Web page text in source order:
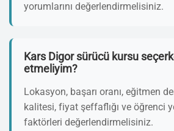
yorumlarını değerlendirmelisiniz.
Kars Digor sürücü kursu
etmeliyim?
Lokasyon, başarı oranı, eğitmen
kalitesi, fiyat şeffaflığı ve öğrenci
faktörleri değerlendirmelisiniz.